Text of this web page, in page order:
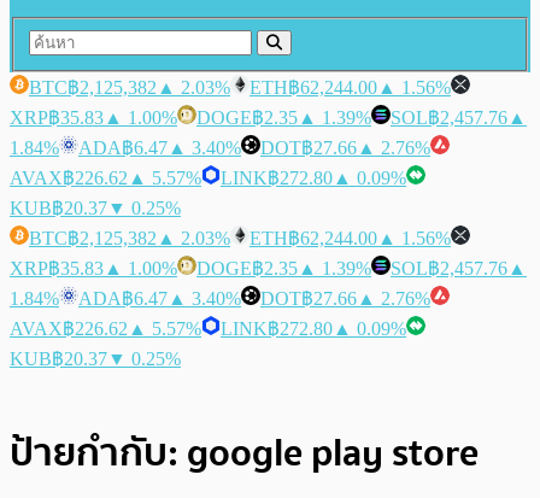
BTC฿2,125,382 ▲ 2.03% ETH฿62,244.00 ▲ 1.56%
XRP฿35.83 ▲ 1.00% DOGE฿2.35 ▲ 1.39% SOL฿2,457.76 ▲
1.84%
ADA฿6.47 ▲ 3.40% DOT฿27.66 ▲ 2.76%
AVAX฿226.62 ▲ 5.57% LINK฿272.80 ▲ 0.09%
KUB฿20.37▼ 0.25%
BTC฿2,125,382 ▲ 2.03% ETH฿62,244.00 ▲ 1.56%
XRP฿35.83 ▲ 1.00% DOGE฿2.35 ▲ 1.39% SOL฿2,457.76 ▲
1.84%
ADA฿6.47 ▲ 3.40% DOT฿27.66 ▲ 2.76%
AVAX฿226.62 ▲ 5.57% LINK฿272.80 ▲ 0.09%
KUB฿20.37▼ 0.25%
ป้ายกำกับ: google play store